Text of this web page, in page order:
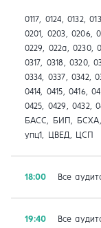
0117, 0124, 0132,
0201, 0203, 0206,
0229, 022а, 0230,
0317, 0318, 0320,
0334, 0337, 0342,
0414, 0415, 0416,
0425, 0429, 0432,
БАСС, БИП,
упц1, ЦВЕД, ЦСП
18:00 Все
19:40 Все